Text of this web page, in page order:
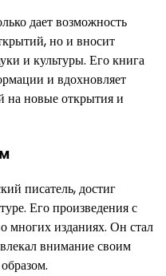
дает возможность
но и вносит
и культуры. Его книга
и вдохновляет
на новые открытия и
писатель, достиг
Его произведения с
многих изданиях. Он стал
внимание своим